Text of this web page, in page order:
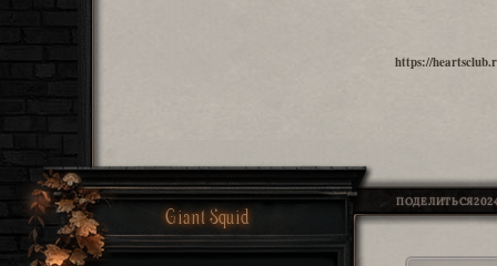
https://
ПОДЕЛИТЬСЯ
Giant Squid